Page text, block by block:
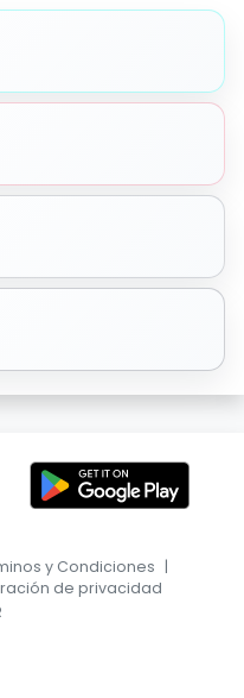
y Condiciones |
de privacidad